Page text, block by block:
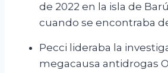
de 2022 en la isla de
cuando se encontraba
Pecci lideraba la
megacausa antidrogas